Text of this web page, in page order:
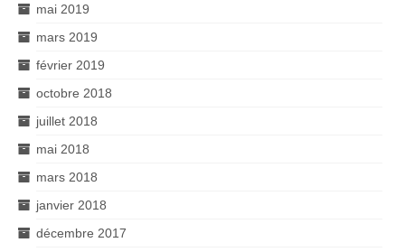
mai 2019
mars 2019
février 2019
octobre 2018
juillet 2018
mai 2018
mars 2018
janvier 2018
décembre 2017